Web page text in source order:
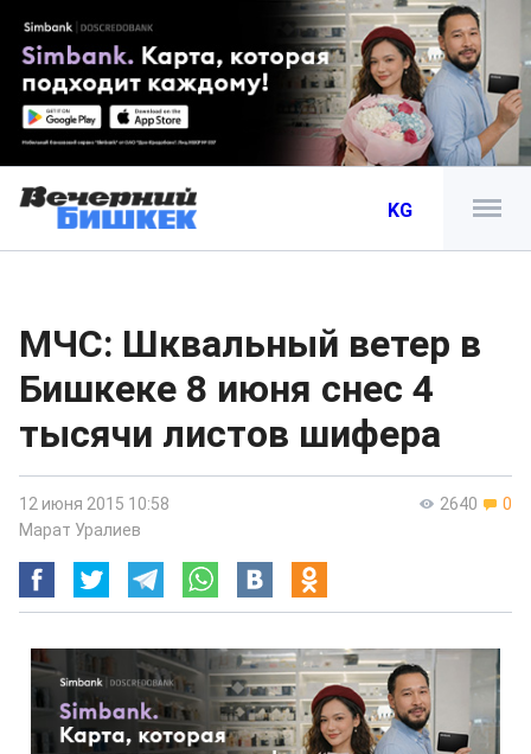
KG
МЧС: Шквальный ветер в
Бишкеке 8 июня снес 4
тысячи листов шифера
2640 0
12 июня 2015 10:58
Марат Уралиев